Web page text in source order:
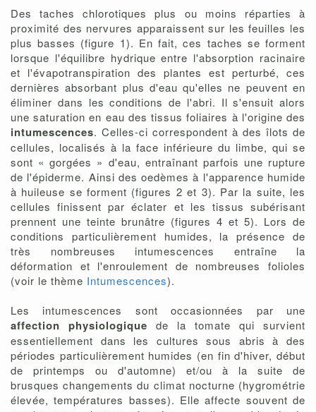
Des taches chlorotiques plus ou moins réparties à
proximité des nervures apparaissent sur les feuilles les
plus basses (figure 1). En fait, ces taches se forment
lorsque l'équilibre hydrique entre l'absorption racinaire
et l'évapotranspiration des plantes est perturbé, ces
dernières absorbant plus d'eau qu'elles ne peuvent en
éliminer dans les conditions de l'abri. Il s'ensuit alors
une saturation en eau des tissus foliaires à l'origine des
intumescences. Celles-ci correspondent à des îlots de
cellules, localisés à la face inférieure du limbe, qui se
sont « gorgées » d'eau, entraînant parfois une rupture
de l'épiderme. Ainsi des oedèmes à l'apparence humide
à huileuse se forment (figures 2 et 3). Par la suite, les
cellules finissent par éclater et les tissus subérisant
prennent une teinte brunâtre (figures 4 et 5). Lors de
conditions particulièrement humides, la présence de
très nombreuses intumescences entraîne la
déformation et l'enroulement de nombreuses folioles
(voir le thème Intumescences).
Les intumescences sont occasionnées par une
affection physiologique de la tomate qui survient
essentiellement dans les cultures sous abris à des
périodes particulièrement humides (en fin d'hiver, début
de printemps ou d'automne) et/ou à la suite de
brusques changements du climat nocturne (hygrométrie
élevée, températures basses). Elle affecte souvent de